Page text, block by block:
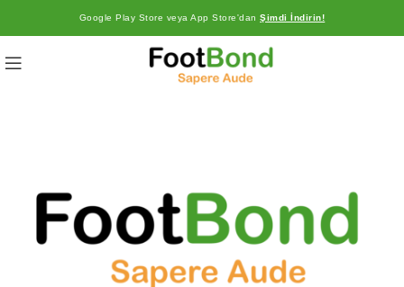
Google Play Store veya App Store'danŞimdi İndirin!